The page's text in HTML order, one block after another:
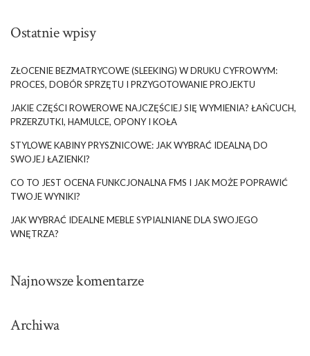
Ostatnie wpisy
ZŁOCENIE BEZMATRYCOWE (SLEEKING) W DRUKU CYFROWYM:
PROCES, DOBÓR SPRZĘTU I PRZYGOTOWANIE PROJEKTU
JAKIE CZĘŚCI ROWEROWE NAJCZĘŚCIEJ SIĘ WYMIENIA? ŁAŃCUCH,
PRZERZUTKI, HAMULCE, OPONY I KOŁA
STYLOWE KABINY PRYSZNICOWE: JAK WYBRAĆ IDEALNĄ DO
SWOJEJ ŁAZIENKI?
CO TO JEST OCENA FUNKCJONALNA FMS I JAK MOŻE POPRAWIĆ
TWOJE WYNIKI?
JAK WYBRAĆ IDEALNE MEBLE SYPIALNIANE DLA SWOJEGO
WNĘTRZA?
Najnowsze komentarze
Archiwa